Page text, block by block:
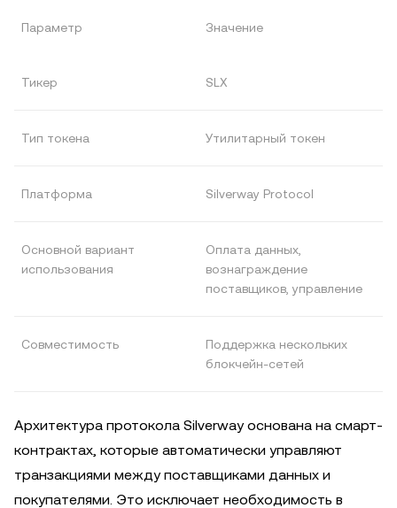
Параметр Значение
Тикер SLX
Тип токена Утилитарный токен
Платформа Silverway Protocol
Основной вариант
использования
Оплата данных,
вознаграждение
поставщиков, управление
Совместимость
Поддержка нескольких
блокчейн-сетей
Архитектура протокола Silverway основана на смарт-
контрактах, которые автоматически управляют
транзакциями между поставщиками данных и
покупателями. Это исключает необходимость в